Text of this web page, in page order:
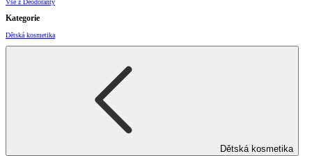
Vše z Deodoranty
Kategorie
Dětská kosmetika
Dětská kosmetika